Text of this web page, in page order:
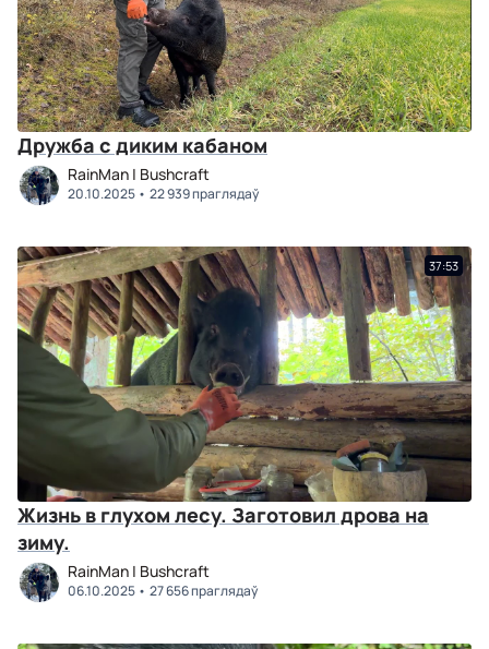
Дружба с диким кабаном
RainMan | Bushcraft
20.10.2025 22 939 праглядаў
37:53
Жизнь в глухом лесу. Заготовил дрова на
зиму.
RainMan | Bushcraft
06.10.2025 27 656 праглядаў